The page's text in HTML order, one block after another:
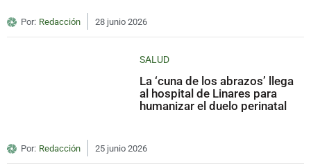
Por: Redacción 28 junio 2026
SALUD
La ‘cuna de los abrazos’ llega
al hospital de Linares para
humanizar el duelo perinatal
Por: Redacción 25 junio 2026